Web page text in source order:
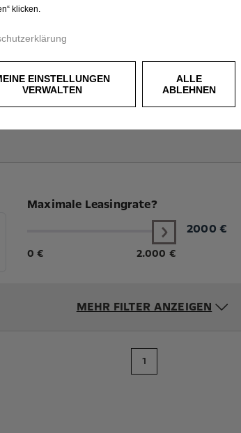
Maximale Leasingrate?
0 € 2.000 €
2000 €
MEHR FILTER ANZEIGEN
1
klicken.
VERWALTEN
ALLE
ABLEHNEN